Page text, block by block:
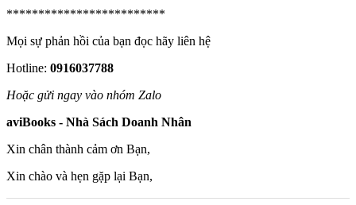
*************************
Mọi sự phản hồi của bạn đọc hãy liên hệ
Hotline: 0916037788
Hoặc gửi ngay vào nhóm Zalo
aviBooks - Nhà Sách Doanh Nhân
Xin chân thành cảm ơn Bạn,
Xin chào và hẹn gặp lại Bạn,